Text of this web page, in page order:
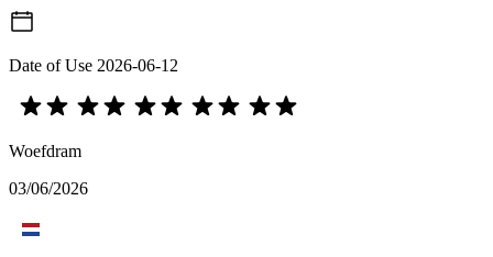
Date of Use 2026-06-12
Woefdram
03/06/2026